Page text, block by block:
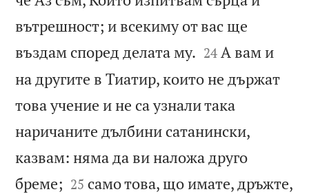
вътрешност; и всекиму от вас ще
въздам според делата му. 

24 А вам и
на другите в Тиатир, които не държат
това учение и не са узнали така
наричаните дълбини сатанински,
казвам: няма да ви наложа друго
бреме; 

25 само това, що имате, дръжте,